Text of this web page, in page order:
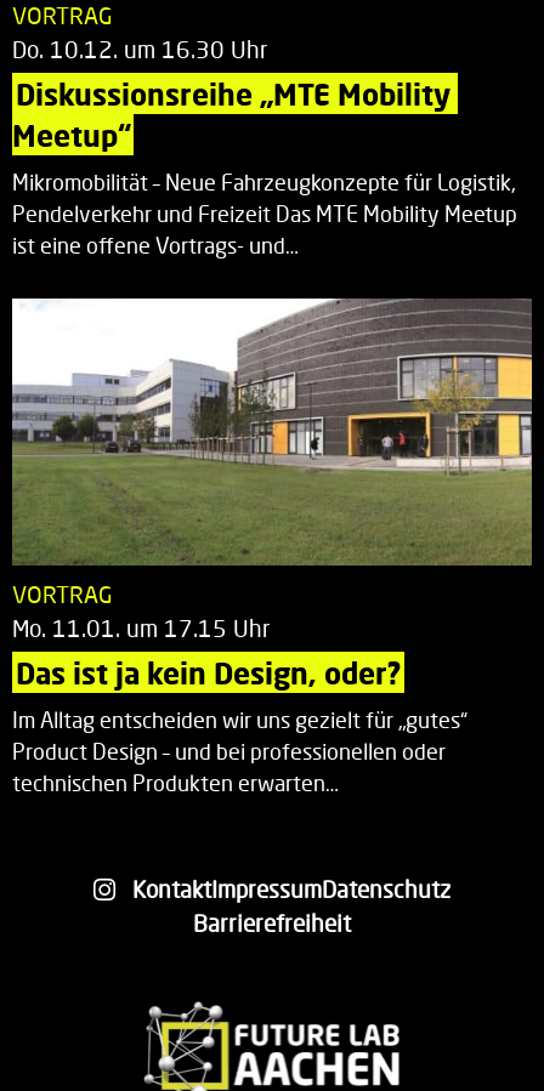
VORTRAG
Do. 10.12. um 16.30 Uhr
Diskussionsreihe „MTE Mobility
Meetup“
Mikromobilität – Neue Fahrzeugkonzepte für Logistik,
Pendelverkehr und Freizeit Das MTE Mobility Meetup
ist eine offene Vortrags- und…
VORTRAG
Mo. 11.01. um 17.15 Uhr
Das ist ja kein Design, oder?
Im Alltag entscheiden wir uns gezielt für „gutes“
Product Design – und bei professionellen oder
technischen Produkten erwarten…
KontaktImpressumDatenschutz
Barrierefreiheit